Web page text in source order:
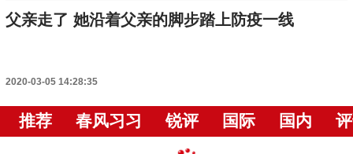
父亲走了 她沿着父亲的脚步踏上防疫一线
2020-03-05 14:28:35
推荐 春风习习 锐评 国际 国内